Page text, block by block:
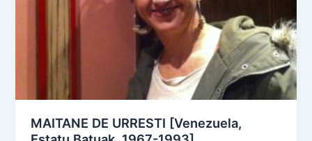
MAITANE DE URRESTI [Venezuela,